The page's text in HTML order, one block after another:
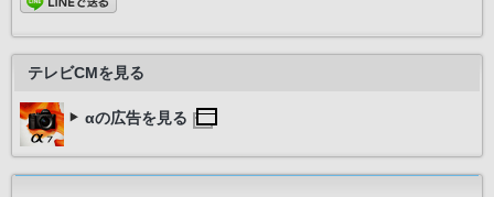
テレビCMを見る
αの広告を見る